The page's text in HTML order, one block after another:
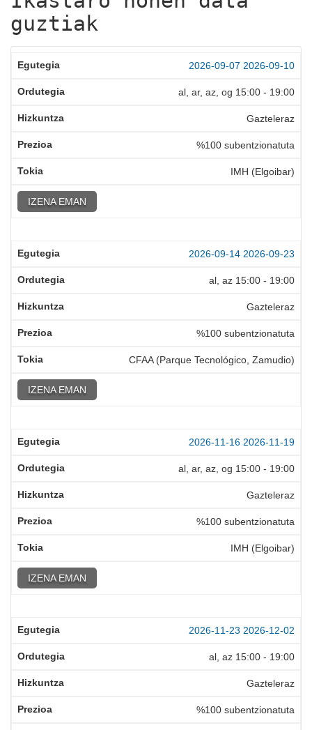
guztiak
2026-09-07 2026-09-10
al, ar, az, og 15:00 - 19:00
Gazteleraz
%100 subentzionatuta
IMH (Elgoibar)
IZENA EMAN
2026-09-14 2026-09-23
al, az 15:00 - 19:00
Gazteleraz
%100 subentzionatuta
CFAA (Parque Tecnológico, Zamudio)
IZENA EMAN
2026-11-16 2026-11-19
al, ar, az, og 15:00 - 19:00
Gazteleraz
%100 subentzionatuta
IMH (Elgoibar)
IZENA EMAN
2026-11-23 2026-12-02
al, az 15:00 - 19:00
Gazteleraz
%100 subentzionatuta